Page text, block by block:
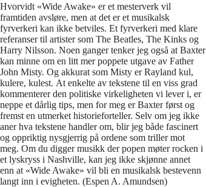
Hvorvidt «Wide Awake» er et mesterverk vil
framtiden avsløre, men at det er et musikalsk
fyrverkeri kan ikke betviles. Et fyrverkeri med klare
referanser til artister som The Beatles, The Kinks og
Harry Nilsson. Noen ganger tenker jeg også at Baxter
kan minne om en litt mer poppete utgave av Father
John Misty. Og akkurat som Misty er Rayland kul,
kulere, kulest. At enkelte av tekstene til en viss grad
kommenterer den politiske virkeligheten vi lever i, er
neppe et dårlig tips, men for meg er Baxter først og
fremst en utmerket historieforteller. Selv om jeg ikke
aner hva tekstene handler om, blir jeg både fascinert
og oppriktig nysgjerrig på ordene som triller mot
meg. Om du digger musikk der popen møter rocken i
et lyskryss i Nashville, kan jeg ikke skjønne annet
enn at «Wide Awake» vil bli en musikalsk bestevenn
langt inn i evigheten. (Espen A. Amundsen)